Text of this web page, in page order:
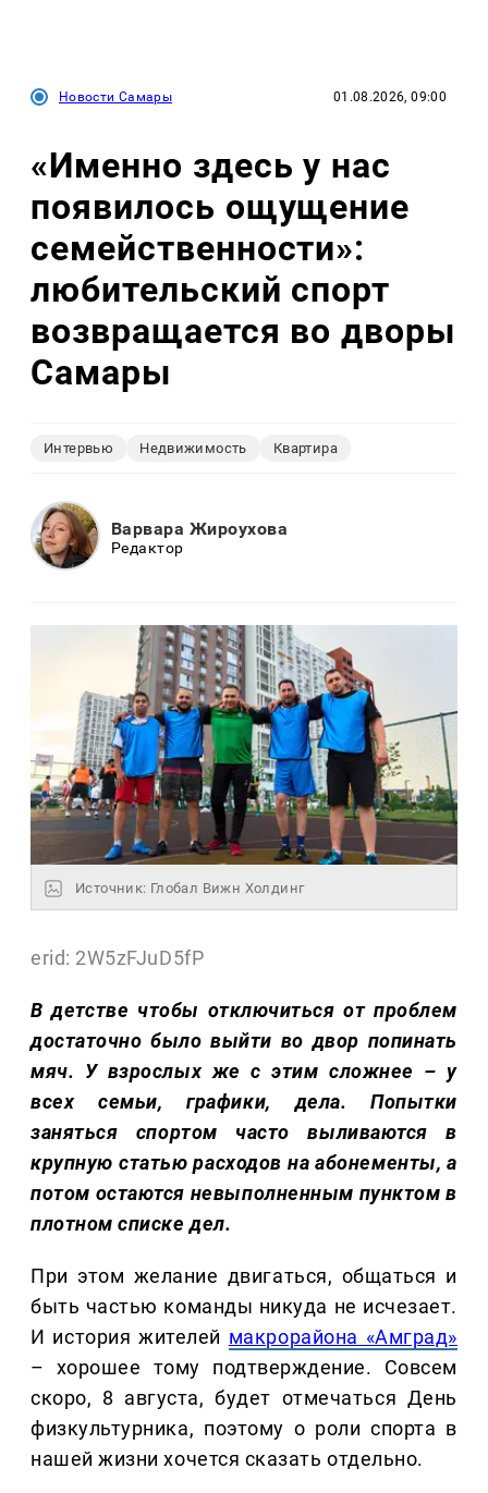
Новости Самары 01.08.2026, 09:00
«Именно здесь у нас
появилось ощущение
семейственности»:
любительский спорт
возвращается во дворы
Самары
Интервью Недвижимость Квартира
Варвара Жироухова
Редактор
Источник: Глобал Вижн Холдинг
erid: 2W5zFJuD5fP
В детстве чтобы отключиться от проблем
достаточно было выйти во двор попинать
мяч. У взрослых же с этим сложнее – у
всех семьи, графики, дела. Попытки
заняться спортом часто выливаются в
крупную статью расходов на абонементы, а
потом остаются невыполненным пунктом в
плотном списке дел.
При этом желание двигаться, общаться и
быть частью команды никуда не исчезает.
И история жителей макрорайона «Амград»
– хорошее тому подтверждение. Совсем
скоро, 8 августа, будет отмечаться День
физкультурника, поэтому о роли спорта в
нашей жизни хочется сказать отдельно.